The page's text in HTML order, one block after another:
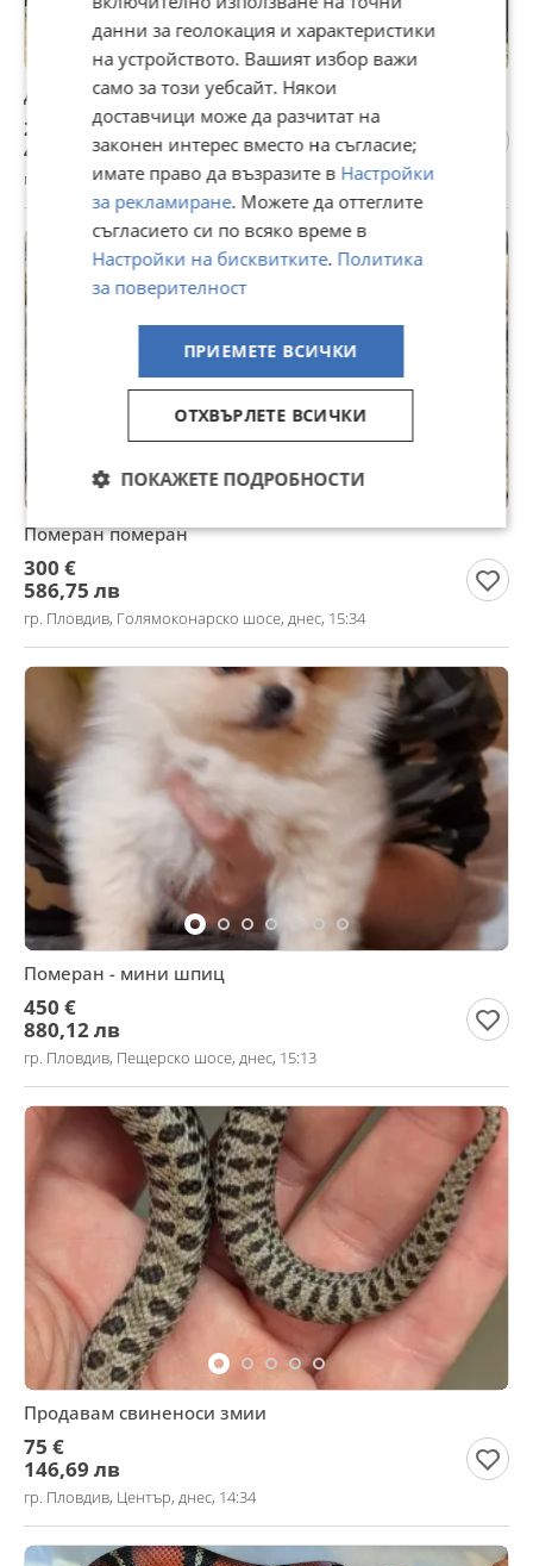
Домашна Кайма за Дискуси !!
25 €
48,90 лв
гр. Пловдив, днес, 15:37
Померан померан
300 €
586,75 лв
гр. Пловдив, Голямоконарско шосе, днес, 15:34
Померан - мини шпиц
450 €
880,12 лв
гр. Пловдив, Пещерско шосе, днес, 15:13
Продавам свиненоси змии
75 €
146,69 лв
гр. Пловдив, Център, днес, 14:34
данни за геолокация и характеристики
на устройството. Вашият избор важи
само за този уебсайт. Някои
доставчици може да разчитат на
законен интерес вместо на съгласие;
имате право да възразите в Настройки
за рекламиране. Можете да оттеглите
съгласието си по всяко време в
Настройки на бисквитките. Политика
за поверителност
ПРИЕМЕТЕ ВСИЧКИ
ОТХВЪРЛЕТЕ ВСИЧКИ
ПОКАЖЕТЕ ПОДРОБНОСТИ